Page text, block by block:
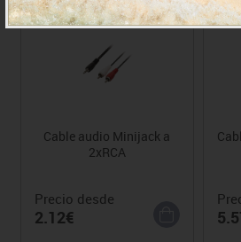
Cable audio Minijack a
2xRCA
Precio desde
2.12€